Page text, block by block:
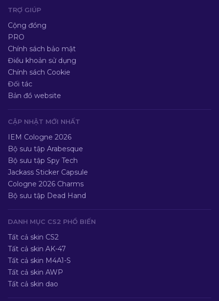
TRỢ GIÚP
Cộng đồng
PRO
Chính sách bảo mật
Điều khoản sử dụng
Chính sách Cookie
Đối tác
Bản đồ website
CẬP NHẬT MỚI NHẤT
IEM Cologne 2026
Bộ sưu tập Arabesque
Bộ sưu tập Spy Tech
Jackass Sticker Capsule
Cologne 2026 Charms
Bộ sưu tập Dead Hand
DANH MỤC CS2 PHỔ BIẾN
Tất cả skin CS2
Tất cả skin AK-47
Tất cả skin M4A1-S
Tất cả skin AWP
Tất cả skin dao